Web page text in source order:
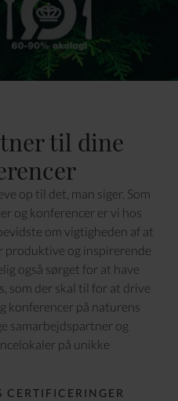
til dine
op til det, man siger. Som
og konferencer er vi hos
om vigtigheden af at
produktive og inspirerende
også sørget for at have
som der skal til for at drive
konferencer på naturens
samarbejdspartner og
på unikke